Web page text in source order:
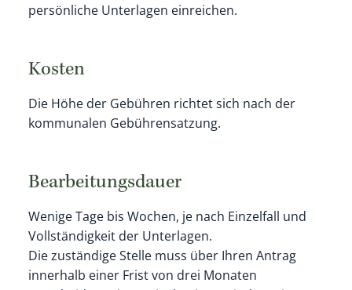
persönliche Unterlagen einreichen.
Kosten
Die Höhe der Gebühren richtet sich nach der
kommunalen Gebührensatzung.
Bearbeitungsdauer
Wenige Tage bis Wochen, je nach Einzelfall und
Vollständigkeit der Unterlagen.
Die zuständige Stelle muss über Ihren Antrag
innerhalb einer Frist von drei Monaten